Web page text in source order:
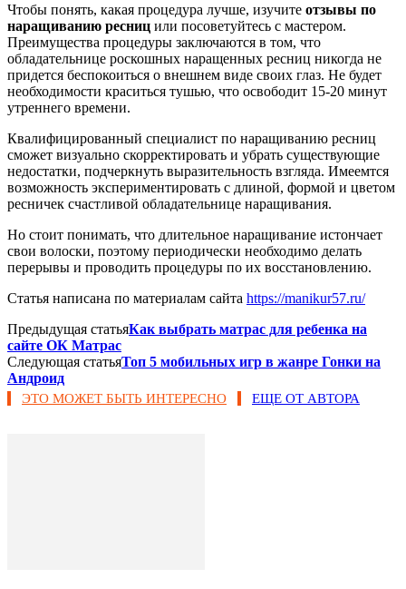
Чтобы понять, какая процедура лучше, изучите отзывы по
наращиванию ресниц или посоветуйтесь с мастером.
Преимущества процедуры заключаются в том, что
обладательнице роскошных наращенных ресниц никогда не
придется беспокоиться о внешнем виде своих глаз. Не будет
необходимости краситься тушью, что освободит 15-20 минут
утреннего времени.
Квалифицированный специалист по наращиванию ресниц
сможет визуально скорректировать и убрать существующие
недостатки, подчеркнуть выразительность взгляда. Имеемтся
возможность экспериментировать с длиной, формой и цветом
ресничек счастливой обладательнице наращивания.
Но стоит понимать, что длительное наращивание истончает
свои волоски, поэтому периодически необходимо делать
перерывы и проводить процедуры по их восстановлению.
Статья написана по материалам сайта https://manikur57.ru/
Предыдущая статьяКак выбрать матрас для ребенка на
сайте ОК Матрас
Следующая статьяТоп 5 мобильных игр в жанре Гонки на
Андроид
ЭТО МОЖЕТ БЫТЬ ИНТЕРЕСНО ЕЩЕ ОТ АВТОРА